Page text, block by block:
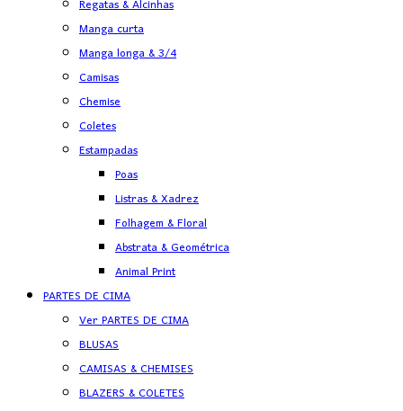
Regatas & Alcinhas
Manga curta
Manga longa & 3/4
Camisas
Chemise
Coletes
Estampadas
Poas
Listras & Xadrez
Folhagem & Floral
Abstrata & Geométrica
Animal Print
PARTES DE CIMA
Ver PARTES DE CIMA
BLUSAS
CAMISAS & CHEMISES
BLAZERS & COLETES